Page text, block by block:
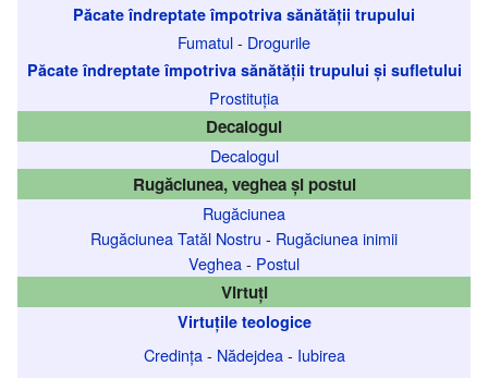
Păcate îndreptate împotriva sănătății trupului
Fumatul- Drogurile
Păcate îndreptate împotriva sănătății trupului și sufletului
Prostituția
Decalogul
Decalogul
Rugăciunea, veghea și postul
Rugăciunea
Rugăciunea Tatăl Nostru - Rugăciunea inimii
Veghea- Postul
Virtuți
Virtuțile teologice
Credința- Nădejdea- Iubirea